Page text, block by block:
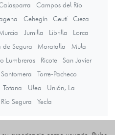
Campos del Río
Cehegín Ceutí
Cieza
Jumilla Librilla
Lorca
de Segura Moratalla
Mula
Lumbreras Ricote
San Javier
Santomera
Torre-Pacheco
Totana Ulea
Unión, La
Segura
Yecla